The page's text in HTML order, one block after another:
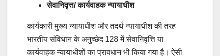
सेवानिवृत्त/ कार्यवाहक न्यायाधीश
कार्यकारी मुख्य न्यायाधीश और तदर्थ न्यायाधीश की तरह
भारतीय संविधान के अनुच्छेद 128 में सेवानिवृत्ति या
कार्यवाहक न्यायाधीशों का प्रावधान भी किया गया है। ऐसी